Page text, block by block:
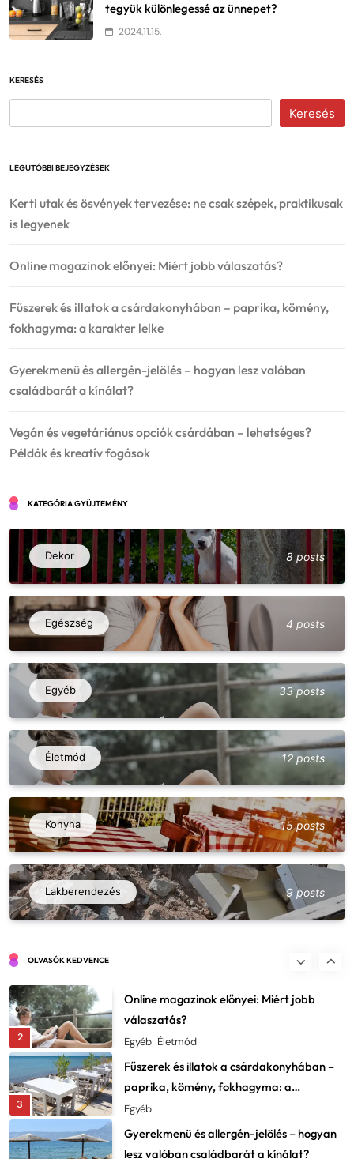
tegyük különlegessé az ünnepet?
2024.11.15.
KERESÉS
Keresés
LEGUTÓBBI BEJEGYZÉSEK
Kerti utak és ösvények tervezése: ne csak szépek, praktikusak
is legyenek
Online magazinok előnyei: Miért jobb válaszatás?
Fűszerek és illatok a csárdakonyhában – paprika, kömény,
fokhagyma: a karakter lelke
Gyerekmenü és allergén-jelölés – hogyan lesz valóban
családbarát a kínálat?
Vegán és vegetáriánus opciók csárdában – lehetséges?
Példák és kreatív fogások
KATEGÓRIA GYŰJTEMÉNY
Dekor 8 posts
Egészség 4 posts
Egyéb 33 posts
Életmód 12 posts
Konyha 15 posts
Lakberendezés 9 posts
OLVASÓK KEDVENCE
Vegán és vegetáriánus opciók csárdában
– lehetséges? Példák és kreatív fogások
Egyéb
Fesztiválok, falunapok, csárdanapok –
éves programnaptár és élményajánló
Egyéb
7
Vadételek a csárdákban – szarvas,
vaddisznó, fácán: beszerzés és elkészítés
Egyéb
8
Csárda a filmben és irodalomban –
ikonikus jelenetek és kulturális
lenyomatok
Egyéb
2
Online magazinok előnyei: Miért jobb
válaszatás?
Egyéb Életmód
3
Fűszerek és illatok a csárdakonyhában –
paprika, kömény, fokhagyma: a
karakter lelke
Egyéb
Gyerekmenü és allergén-jelölés – hogyan
lesz valóban családbarát a kínálat?